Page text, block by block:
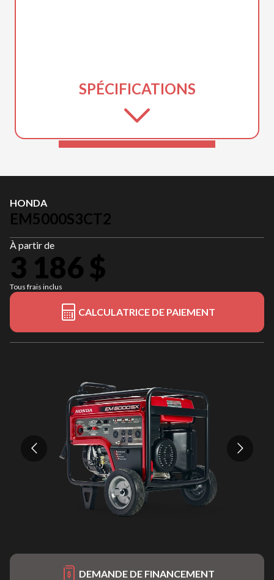
SPÉCIFICATIONS
HONDA
EM5000S3CT2
À partir de
3 186 $
Tous frais inclus
CALCULATRICE DE PAIEMENT
DEMANDE DE FINANCEMENT